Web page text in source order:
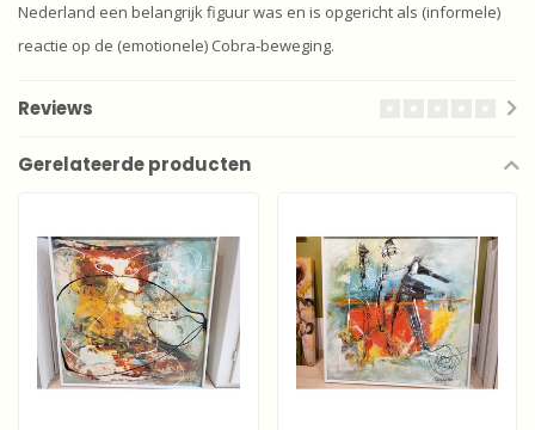
Nederland een belangrijk figuur was en is opgericht als (informele)
reactie op de (emotionele) Cobra-beweging.
Reviews
Gerelateerde producten